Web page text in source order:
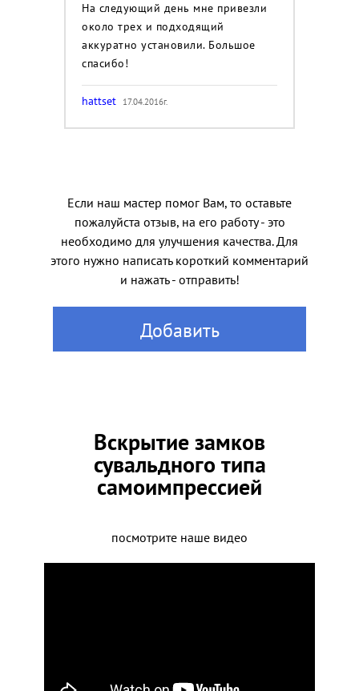
На следующий день мне привезли
около трех и подходящий
аккуратно установили. Большое
спасибо!
hattset 17.04.2016г.
Если наш мастер помог Вам, то оставьте
пожалуйста отзыв, на его работу - это
необходимо для улучшения качества. Для
этого нужно написать короткий комментарий
и нажать - отправить!
Добавить
Вскрытие замков
сувальдного типа
самоимпрессией
посмотрите наше видео